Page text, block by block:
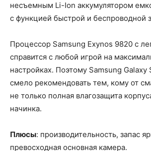
несъемным Li-Ion аккумулятором
с функцией быстрой и беспроводной
Процессор Samsung Exynos 9820 с
справится с любой игрой на
настройках. Поэтому Samsung
смело рекомендовать тем, кому от
не только полная влагозащита
начинка.
Плюсы: производительность, запас
превосходная основная камера.